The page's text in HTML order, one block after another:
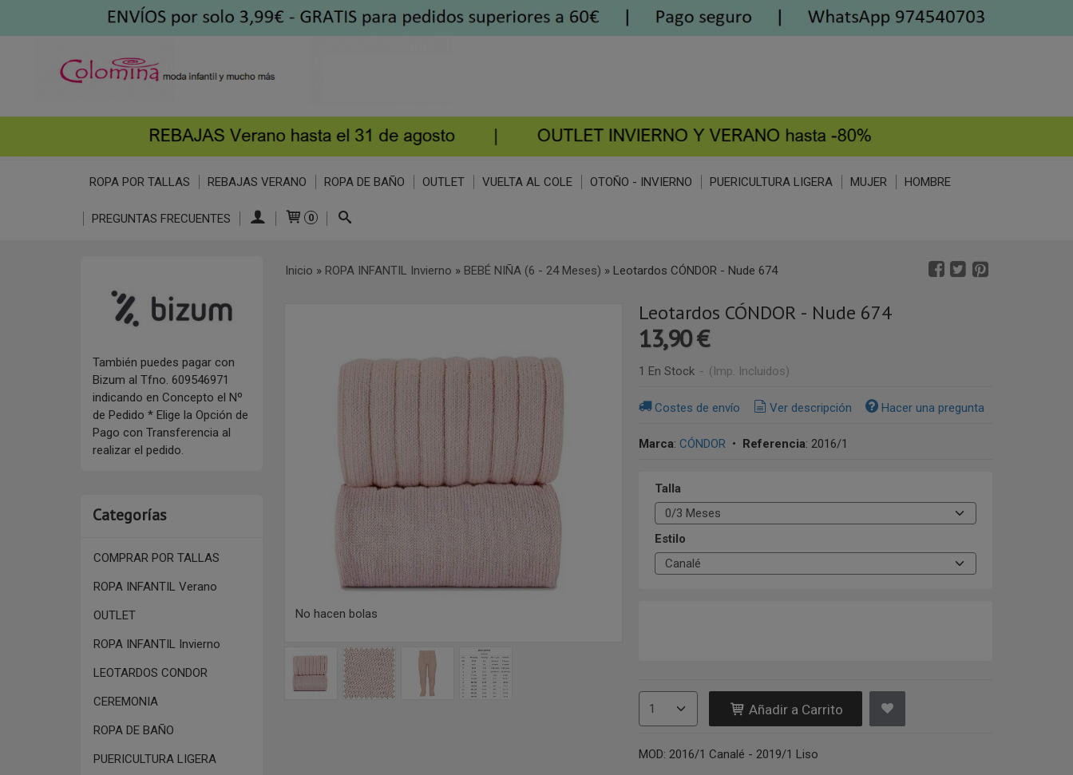
ROPA POR TALLAS REBAJAS VERANO ROPA DE BAÑO OUTLET VUELTA AL COLE OTOÑO - INVIERNO PUERICULTURA LIGERA MUJER HOMBRE
PREGUNTAS FRECUENTES 0
También puedes pagar con
Bizum al Tfno. 609546971
indicando en Concepto el Nº
de Pedido * Elige la Opción de
Pago con Transferencia al
realizar el pedido.
Categorías
COMPRAR POR TALLAS
ROPA INFANTIL Verano
OUTLET
ROPA INFANTIL Invierno
LEOTARDOS CONDOR
CEREMONIA
ROPA DE BAÑO
PUERICULTURA LIGERA
Inicio » ROPA INFANTIL Invierno » BEBÉ NIÑA (6 - 24 Meses) » Leotardos CÓNDOR - Nude 674
No hacen bolas
Leotardos CÓNDOR - Nude 674
13,90 €
1 En Stock - (Imp. Incluidos)
Costes de envío Ver descripción Hacer una pregunta
Marca: CÓNDOR• Referencia: 2016/1
Talla
Estilo
Añadir a Carrito
MOD: 2016/1 Canalé - 2019/1 Liso